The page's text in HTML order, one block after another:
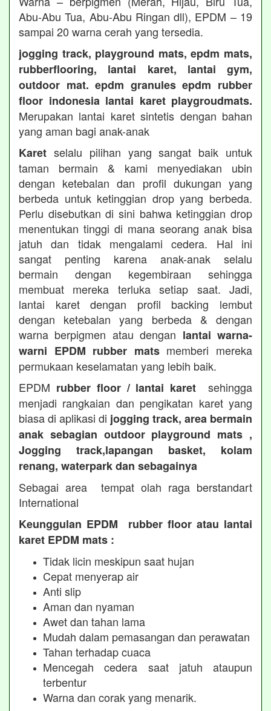
Abu-Abu Tua, Abu-Abu Ringan dll), EPDM – 19
sampai 20 warna cerah yang tersedia.
jogging track, playground mats, epdm mats,
rubberflooring, lantai karet, lantai gym,
outdoor mat. epdm granules epdm rubber
floor indonesia lantai karet playgroudmats.
Merupakan lantai karet sintetis dengan bahan
yang aman bagi anak-anak
Karet selalu pilihan yang sangat baik untuk
taman bermain & kami menyediakan ubin
dengan ketebalan dan profil dukungan yang
berbeda untuk ketinggian drop yang berbeda.
Perlu disebutkan di sini bahwa ketinggian drop
menentukan tinggi di mana seorang anak bisa
jatuh dan tidak mengalami cedera. Hal ini
sangat penting karena anak-anak selalu
bermain dengan kegembiraan sehingga
membuat mereka terluka setiap saat. Jadi,
lantai karet dengan profil backing lembut
dengan ketebalan yang berbeda & dengan
warna berpigmen atau dengan lantai warna-
warni EPDM rubber matsmemberi mereka
permukaan keselamatan yang lebih baik.
EPDM rubber floor / lantai karet sehingga
menjadi rangkaian dan pengikatan karet yang
biasa di aplikasi di jogging track, area bermain
anak sebagian outdoor playground mats ,
Jogging track,lapangan basket, kolam
renang, waterpark dan sebagainya
Sebagai area tempat olah raga berstandart
International
Keunggulan EPDM rubber floor atau lantai
karet EPDM mats :
Tidak licin meskipun saat hujan
Cepat menyerap air
Anti slip
Aman dan nyaman
Awet dan tahan lama
Mudah dalam pemasangan dan perawatan
Tahan terhadap cuaca
Mencegah cedera saat jatuh ataupun
terbentur
Warna dan corak yang menarik.